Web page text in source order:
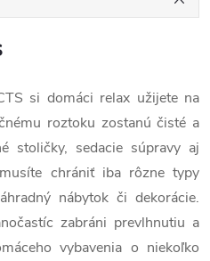
si domáci relax užijete na
roztoku zostanú čisté a
stoličky, sedacie súpravy aj
chrániť iba rôzne typy
nábytok či dekorácie.
zabráni prevlhnutiu a
vybavenia o niekoľko